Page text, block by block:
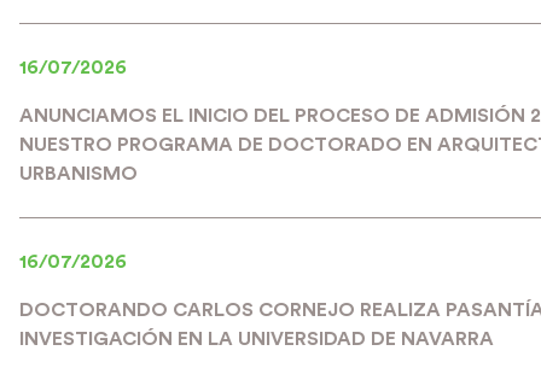
16/07/2026
ANUNCIAMOS EL INICIO DEL PROCESO DE ADMISIÓN
NUESTRO PROGRAMA DE DOCTORADO EN
URBANISMO
16/07/2026
DOCTORANDO CARLOS CORNEJO REALIZA
INVESTIGACIÓN EN LA UNIVERSIDAD DE NAVARRA